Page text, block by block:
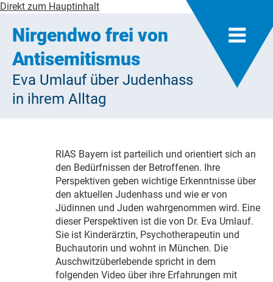
Direkt zum Hauptinhalt
Nirgendwo frei von
Antisemitismus
Eva Umlauf über Judenhass
in ihrem Alltag
RIAS Bayern ist parteilich und orientiert sich an
den Bedürfnissen der Betroffenen. Ihre
Perspektiven geben wichtige Erkenntnisse über
den aktuellen Judenhass und wie er von
Jüdinnen und Juden wahrgenommen wird. Eine
dieser Perspektiven ist die von Dr. Eva Umlauf.
Sie ist Kinderärztin, Psychotherapeutin und
Buchautorin und wohnt in München. Die
Auschwitzüberlebende spricht in dem
folgenden Video über ihre Erfahrungen mit